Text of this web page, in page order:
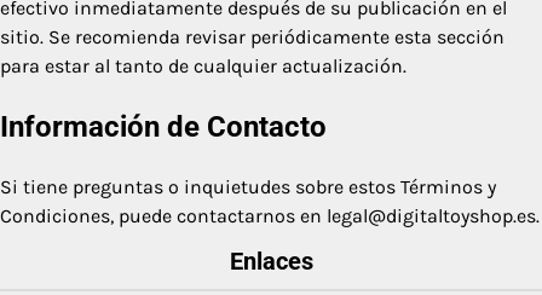
efectivo inmediatamente después de su publicación en el
sitio. Se recomienda revisar periódicamente esta sección
para estar al tanto de cualquier actualización.
Información de Contacto
Si tiene preguntas o inquietudes sobre estos Términos y
Condiciones, puede contactarnos en legal@digitaltoyshop.es.
Enlaces